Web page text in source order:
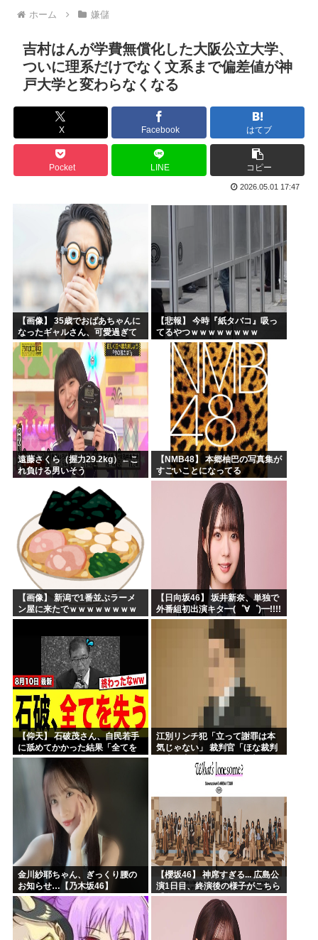
ハンターハンターのウボォーギン、再評価が進みすぎてもはや...
海外「本当にすごい！」日本が清潔な理由を体験した米大物キ...
トー横キッズ、ジャップの大人に失望「相談しても具体的に何...
映画『ブルーロック』さん、大コケ⚽️
性行為の同意のお勉強漫画が192.1万バズ！！！お前らも...
バニー描いたよ?
無職転生、正ヒロインがフィギュア化www
韓国人「日本人が殆ど食べない海産物がこちらです‥」→「島...
日本の牛カツ定食に世界が騒然！←「これは食べたい」（海外...
【急募】暇潰しにおすすめの日常アニメ
片山さつき、高市反逆罪で粛清へwww
イラストレーター「猫のキャラ描きました。全員分かるかな？...
【動画】高市早苗さん、広島の被爆者代表を睨みつけてしまい...
ホーム 嫌儲
吉村はんが学費無償化した大阪公立大学、
ついに理系だけでなく文系まで偏差値が神
戸大学と変わらなくなる
X Facebook はてブ
Pocket LINE コピー
2026.05.01 17:47
【画像】 35歳でおばあちゃんに
なったギャルさん、可愛過ぎて
嫉妬不可避w w w w w w w w w w
w
【悲報】 今時『紙タバコ』吸っ
てるやつｗｗｗｗｗｗｗｗ
遠藤さくら（握力29.2kg）←こ
れ負ける男いそう
【NMB48】 本郷柚巴の写真集が
すごいことになってる
【画像】 新潟で1番並ぶラーメ
ン屋に来たでｗｗｗｗｗｗｗｗ
【日向坂46】 坂井新奈、単独で
外番組初出演キタ━(゜∀゜)━!!!!
【仰天】 石破茂さん、自民若手
に舐めてかかった結果「全てを
失うｗｗｗｗｗ」
江別リンチ犯「立って謝罪は本
気じゃない」 裁判官「ほな裁判
ゃないな」
金川紗耶ちゃん、ぎっくり腰の
お知らせ…【乃木坂46】
【櫻坂46】 神席すぎる... 広島公
演1日目、終演後の様子がこちら
【全国ツアー2026 What’s
lonesome?】